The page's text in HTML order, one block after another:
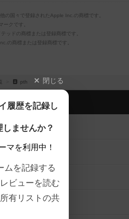
の国々で登録されたApple Inc.の商標です。
クです。
ッドの商標または登録商標です。
の商標または登録商標です。
pth 閉じる
履歴を記録し
ませんか？
マを利用中！
ムを記録する
ビューを読む
有リストの共
る
ビュー